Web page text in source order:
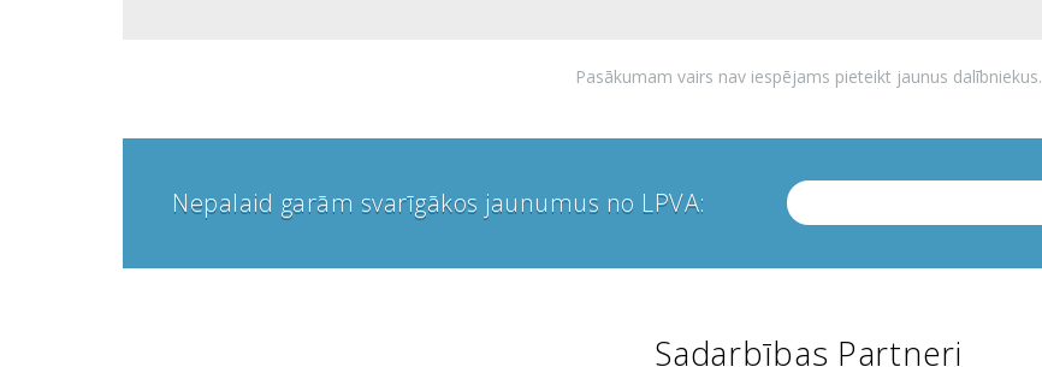
Pasākumam vairs nav iespējams pieteikt jaunus dalībniekus.
Nepalaid garām svarīgākos jaunumus no LPVA:
Sadarbības Partneri